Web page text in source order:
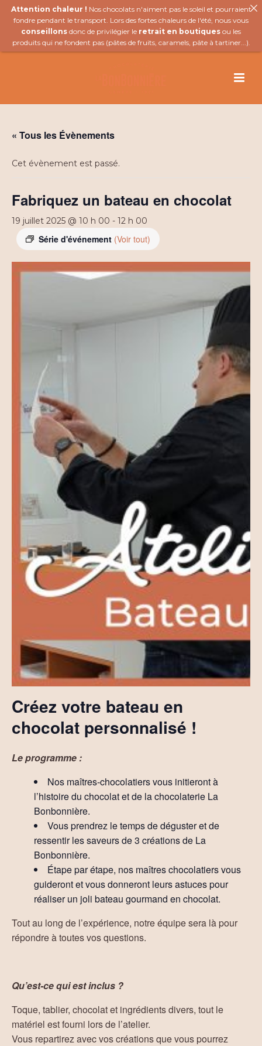
« Tous les Évènements
Cet évènement est passé.
Fabriquez un bateau en chocolat
19 juillet 2025 @ 10 h 00 - 12 h 00
Série d'événement (Voir tout)
Créez votre bateau en
chocolat personnalisé !
Le programme :
Nos maîtres-chocolatiers vous initieront à
l’histoire du chocolat et de la chocolaterie La
Bonbonnière.
Vous prendrez le temps de déguster et de
ressentir les saveurs de 3 créations de La
Bonbonnière.
Étape par étape, nos maîtres chocolatiers vous
guideront et vous donneront leurs astuces pour
réaliser un joli bateau gourmand en chocolat.
Tout au long de l’expérience, notre équipe sera là pour
répondre à toutes vos questions.
Qu’est-ce qui est inclus ?
Toque, tablier, chocolat et ingrédients divers, tout le
matériel est fourni lors de l’atelier.
Vous repartirez avec vos créations que vous pourrez
Attention chaleur ! Nos chocolats n'aiment pas le soleil et pourraient
fondre pendant le transport. Lors des fortes chaleurs de l'été, nous vous
conseillons donc de privilégier le retrait en boutiques ou les
produits qui ne fondent pas (pâtes de fruits, caramels, pâte à tartiner...).